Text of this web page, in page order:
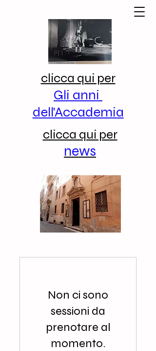
clicca qui per
news
clicca qui per
Gli anni
dell'Accademia
Non ci sono
sessioni da
prenotare al
momento.